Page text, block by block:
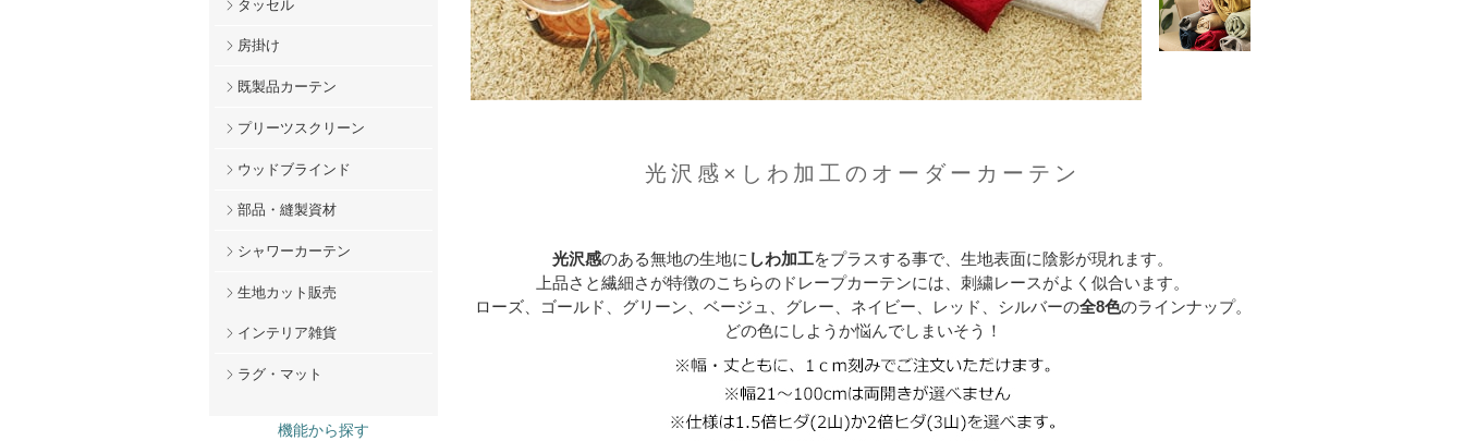
光沢感×しわ加工のオーダーカーテン
光沢感のある無地の生地に しわ加工をプラスする事で、生地表面に陰影が現れます。
上品さと繊細さが特徴のこちらのドレープカーテンには、刺繍レースがよく似合います。
ローズ、ゴールド、グリーン、ベージュ、グレー、ネイビー、レッド、シルバーの全8色のラインナップ。
どの色にしようか悩んでしまいそう！
タッセル
房掛け
既製品カーテン
プリーツスクリーン
ウッドブラインド
部品・縫製資材
シャワーカーテン
生地カット販売
インテリア雑貨
ラグ・マット
機能から探す